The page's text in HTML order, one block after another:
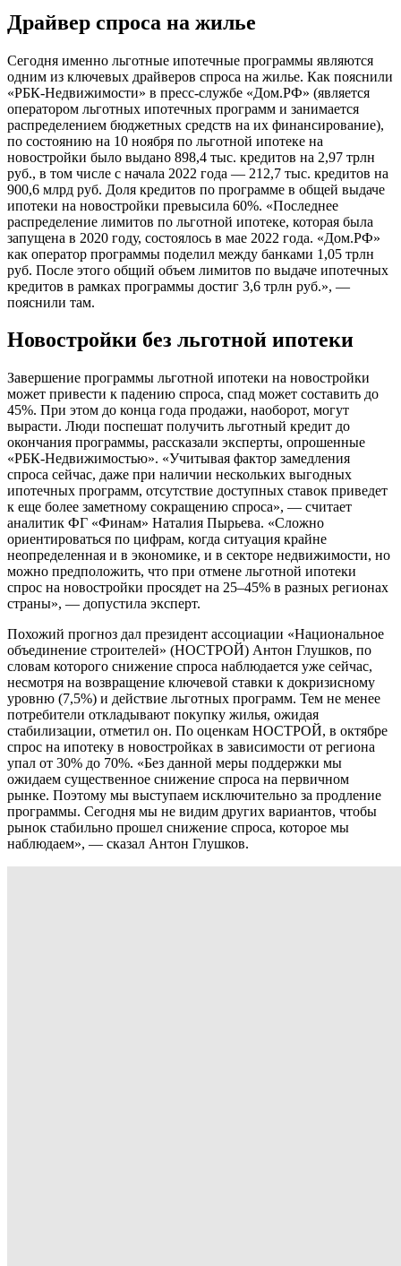
Драйвер спроса на жилье
Сегодня именно льготные ипотечные программы являются
одним из ключевых драйверов спроса на жилье. Как пояснили
«РБК-Недвижимости» в пресс-службе «Дом.РФ» (является
оператором льготных ипотечных программ и занимается
распределением бюджетных средств на их финансирование),
по состоянию на 10 ноября по льготной ипотеке на
новостройки было выдано 898,4 тыс. кредитов на 2,97 трлн
руб., в том числе с начала 2022 года — 212,7 тыс. кредитов на
900,6 млрд руб. Доля кредитов по программе в общей выдаче
ипотеки на новостройки превысила 60%. «Последнее
распределение лимитов по льготной ипотеке, которая была
запущена в 2020 году, состоялось в мае 2022 года. «Дом.РФ»
как оператор программы поделил между банками 1,05 трлн
руб. После этого общий объем лимитов по выдаче ипотечных
кредитов в рамках программы достиг 3,6 трлн руб.», —
пояснили там.
Новостройки без льготной ипотеки
Завершение программы льготной ипотеки на новостройки
может привести к падению спроса, спад может составить до
45%. При этом до конца года продажи, наоборот, могут
вырасти. Люди поспешат получить льготный кредит до
окончания программы, рассказали эксперты, опрошенные
«РБК-Недвижимостью». «Учитывая фактор замедления
спроса сейчас, даже при наличии нескольких выгодных
ипотечных программ, отсутствие доступных ставок приведет
к еще более заметному сокращению спроса», — считает
аналитик ФГ «Финам» Наталия Пырьева. «Сложно
ориентироваться по цифрам, когда ситуация крайне
неопределенная и в экономике, и в секторе недвижимости, но
можно предположить, что при отмене льготной ипотеки
спрос на новостройки просядет на 25–45% в разных регионах
страны», — допустила эксперт.
Похожий прогноз дал президент ассоциации «Национальное
объединение строителей» (НОСТРОЙ) Антон Глушков, по
словам которого снижение спроса наблюдается уже сейчас,
несмотря на возвращение ключевой ставки к докризисному
уровню (7,5%) и действие льготных программ. Тем не менее
потребители откладывают покупку жилья, ожидая
стабилизации, отметил он. По оценкам НОСТРОЙ, в октябре
спрос на ипотеку в новостройках в зависимости от региона
упал от 30% до 70%. «Без данной меры поддержки мы
ожидаем существенное снижение спроса на первичном
рынке. Поэтому мы выступаем исключительно за продление
программы. Сегодня мы не видим других вариантов, чтобы
рынок стабильно прошел снижение спроса, которое мы
наблюдаем», — сказал Антон Глушков.